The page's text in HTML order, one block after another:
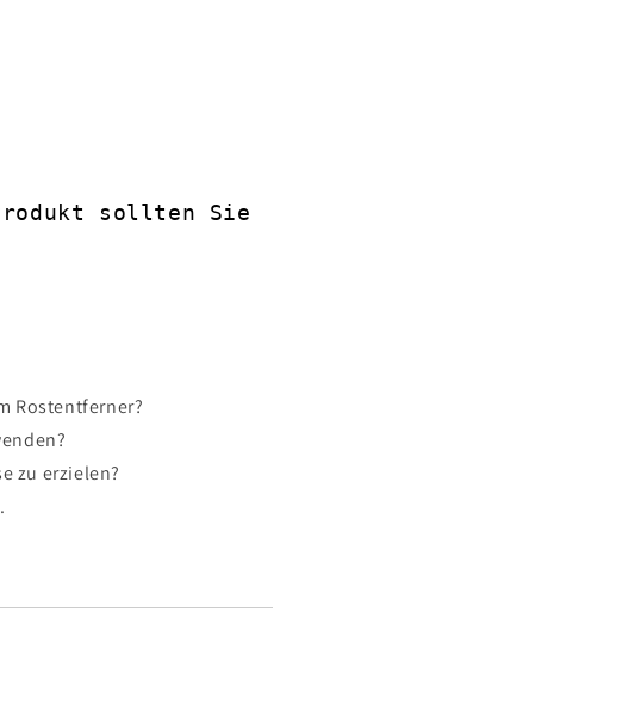
sollten Sie
Rostentferner?
zu erzielen?